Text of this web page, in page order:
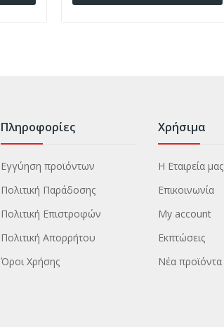
Πληροφορίες
Εγγύηση προϊόντων
Πολιτική Παράδοσης
Πολιτική Επιστροφών
Πολιτική Απορρήτου
Όροι Χρήσης
Χρήσιμα
Η Εταιρεία μας
Επικοινωνία
My account
Εκπτώσεις
Νέα προϊόντα